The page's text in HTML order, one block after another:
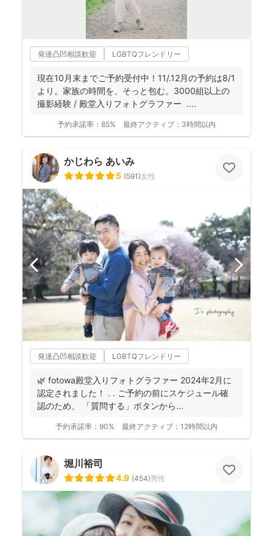
発達凸凹相談歓迎 LGBTQフレンドリー
現在10月末までご予約受付中！11/.12月の予約は8/1
より。家族の時間を、そっと包む。3000組以上の
撮影経験 / 殿堂入りフォトグラファー ....
予約承諾率： 85% 最終アクティブ： 3時間以内
かじわら あいみ
5 (591)女性
発達凸凹相談歓迎 LGBTQフレンドリー
🌿 fotowa殿堂入りフォトグラファー 2024年2月に
認定されました！ . . ご予約の前にスケジュール確
認のため、 「質問する」ボタンから...
予約承諾率： 90% 最終アクティブ： 12時間以内
堀川裕司
4.9 (454)男性